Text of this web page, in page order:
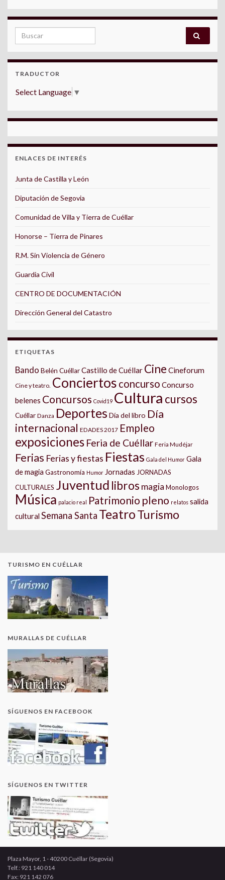
Search for:
TRADUCTOR
Select Language ▼
ENLACES DE INTERÉS
Junta de Castilla y León
Diputación de Segovia
Comunidad de Villa y Tierra de Cuéllar
Honorse – Tierra de Pinares
R.M. Sin Violencia de Género
Guardia Civil
CENTRO DE DOCUMENTACIÓN
Dirección General del Catastro
ETIQUETAS
Bando Belén CuéllarCastillo de Cuéllar Cine Cineforum
Cine y teatro. Conciertos concurso Concurso
belenes Concursos Covid19 Cultura cursos
Cuéllar Danza Deportes Día del libro Día
internacional EDADES 2017 Empleo
exposiciones Feria de Cuéllar Feria Mudéjar
Ferias Ferias y fiestas Fiestas Gala del Humor Gala
de magia Gastronomía Humor Jornadas JORNADAS
CULTURALES Juventud libros magia Monologos
Música palacio real Patrimonio pleno relatos salida
cultural Semana Santa TeatroTurismo
TURISMO EN CUÉLLAR
MURALLAS DE CUÉLLAR
SÍGUENOS EN FACEBOOK
SÍGUENOS EN TWITTER
Plaza Mayor, 1 - 40200 Cuéllar (Segovia)
Telf.: 921 140 014
Fax: 921 142 076